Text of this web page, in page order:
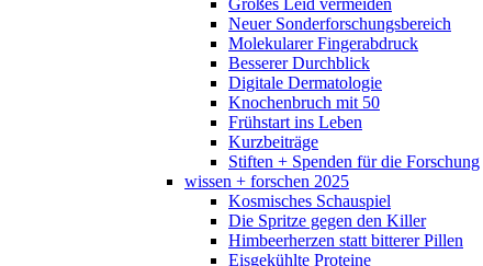
Großes Leid vermeiden
Neuer Sonderforschungsbereich
Molekularer Fingerabdruck
Besserer Durchblick
Digitale Dermatologie
Knochenbruch mit 50
Frühstart ins Leben
Kurzbeiträge
Stiften + Spenden für die Forschung
wissen + forschen 2025
Kosmisches Schauspiel
Die Spritze gegen den Killer
Himbeerherzen statt bitterer Pillen
Eisgekühlte Proteine